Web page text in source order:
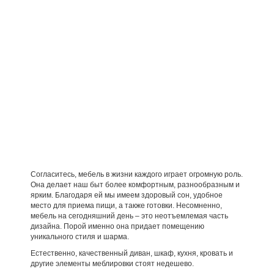
Согласитесь, мебель в жизни каждого играет огромную роль.
Она делает наш быт более комфортным, разнообразным и
ярким. Благодаря ей мы имеем здоровый сон, удобное
место для приема пищи, а также готовки. Несомненно,
мебель на сегодняшний день – это неотъемлемая часть
дизайна. Порой именно она придает помещению
уникального стиля и шарма.
Естественно, качественный диван, шкаф, кухня, кровать и
другие элементы меблировки стоят недешево.